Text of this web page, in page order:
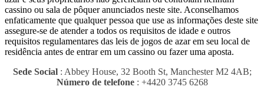
cassino ou sala de pôquer anunciados neste site. Aconselhamos
enfaticamente que qualquer pessoa que use as informações deste site
assegure-se de atender a todos os requisitos de idade e outros
requisitos regulamentares das leis de jogos de azar em seu local de
residência antes de entrar em um cassino ou fazer uma aposta.
Sede Social: Abbey House, 32 Booth St, Manchester M2 4AB;
Número de telefone: +4420 3745 6268